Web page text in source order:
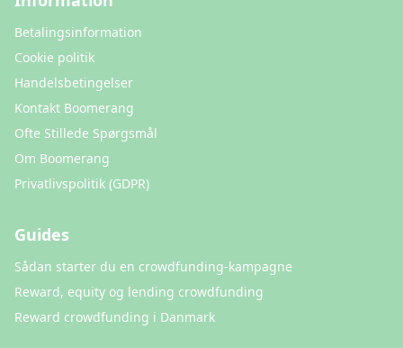
Betalingsinformation
Cookie politik
Handelsbetingelser
Kontakt Boomerang
Ofte Stillede Spørgsmål
Om Boomerang
Privatlivspolitik (GDPR)
Guides
Sådan starter du en crowdfunding-kampagne
Reward, equity og lending crowdfunding
Reward crowdfunding i Danmark